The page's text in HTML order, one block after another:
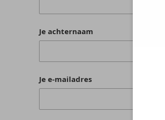
Je achternaam
Je e-mailadres